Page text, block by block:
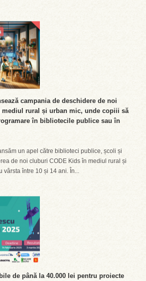
campania de deschidere de noi
mediul rural și urban mic, unde copiii să
în bibliotecile publice sau în
un apel către biblioteci publice, școli și
de noi cluburi CODE Kids în mediul rural și
vârsta între 10 și 14 ani. În...
de până la 40.000 lei pentru proiecte